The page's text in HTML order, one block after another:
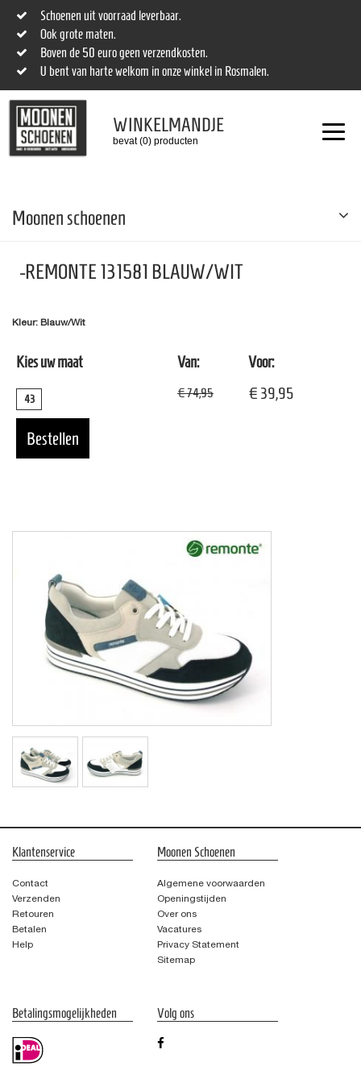
Schoenen uit voorraad leverbaar.
Ook grote maten.
Boven de 50 euro geen verzendkosten.
U bent van harte welkom in onze winkel in Rosmalen.
WINKELMANDJE
bevat (0) producten
Moonen schoenen
-REMONTE 131581 BLAUW/WIT
Kleur: Blauw/Wit
Kies uw maat
43
Van:
€ 74,95
Voor:
€ 39,95
Klantenservice
Contact
Verzenden
Retouren
Betalen
Help
Moonen Schoenen
Algemene voorwaarden
Openingstijden
Over ons
Vacatures
Privacy Statement
Sitemap
Betalingsmogelijkheden Volg ons